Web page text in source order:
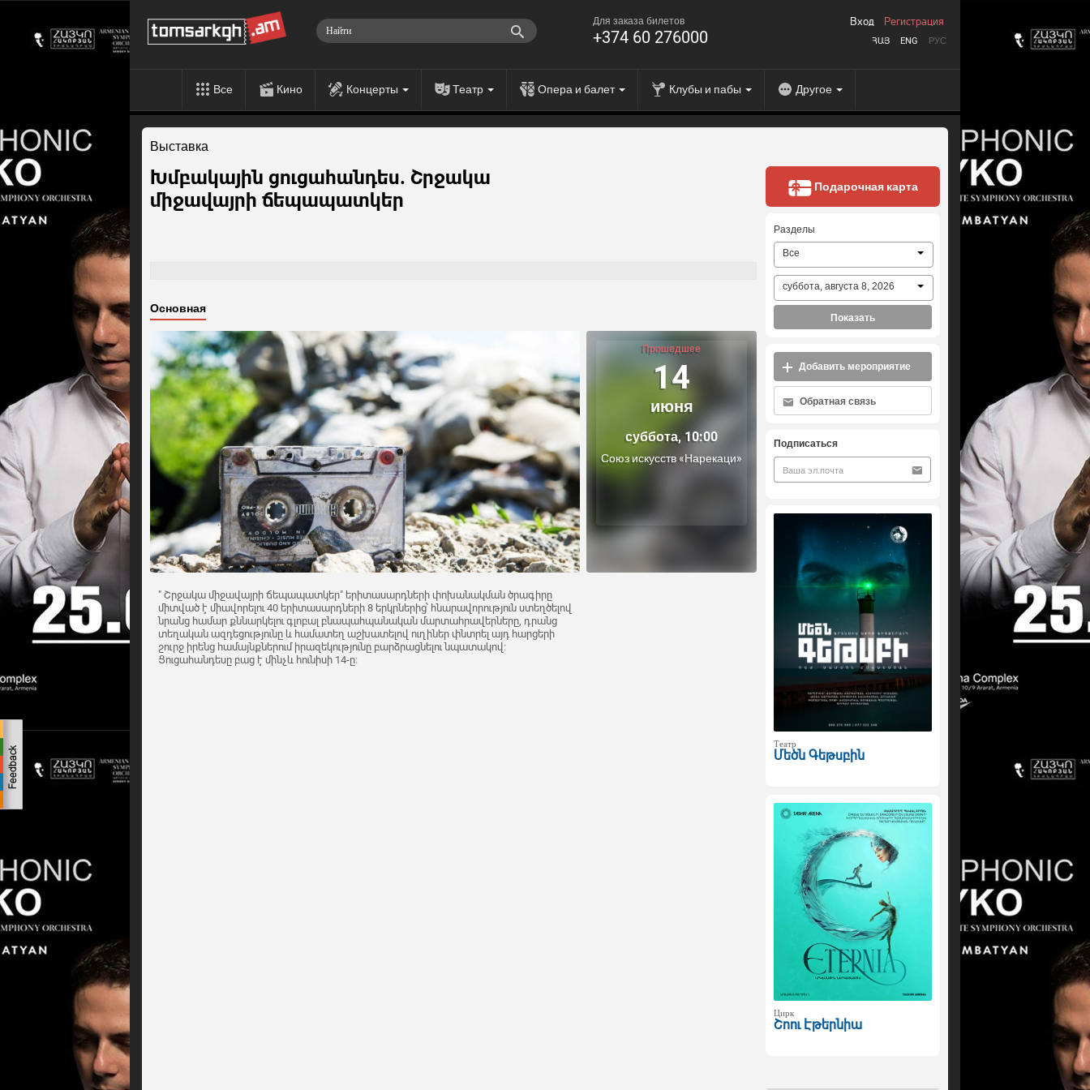
Для заказа билетов
+374 60 276000 ՀԱՅ ENG РУС
Вход Регистрация
Все Кино Концерты Театр Опера и балет Клубы и пабы Другое
Выставка
Խմբակային ցուցահանդես. Շրջակա
միջավայրի ճեպապատկեր
Основная
Прошедшее
14
июня
суббота, 10:00
Союз искусств «Нарекаци»
" Շրջակա միջավայրի ճեպապատկեր" երիտասարդների փոխանակման ծրագիրը
միտված է միավորելու 40 երիտասարդների 8 երկրներից՝ հնարավորություն ստեղծելով
նրանց համար քննարկելու գլոբալ բնապահպանական մարտահրավերները, դրանց
տեղական ազդեցությունը և համատեղ աշխատելով ուղիներ փնտրել այդ հարցերի
շուրջ իրենց համայնքներում իրազեկությունը բարձրացնելու նպատակով:
Ցուցահանդեսը բաց է մինչև հունիսի 14-ը:
Подарочная карта
Разделы
Все
суббота, августа 8, 2026
Показать
Добавить мероприятие
Обратная связь
Подписаться
Театр
Մեծն Գեթսբին
Цирк
Շոու Էթերնիա